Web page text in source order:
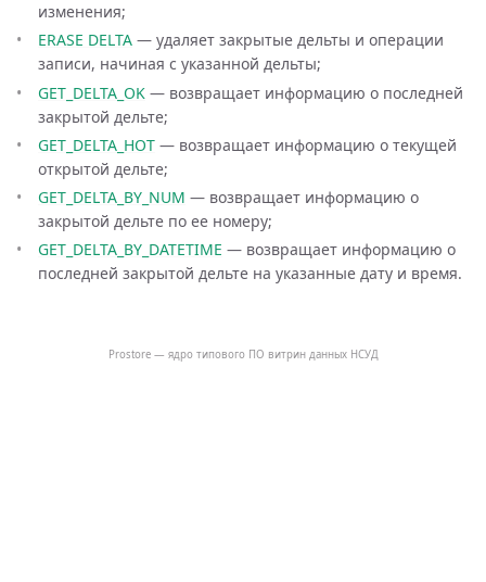
Prostore — ядро типового ПО витрин данных НСУД
изменения;
ERASE DELTA — удаляет закрытые дельты и операции
записи, начиная с указанной дельты;
GET_DELTA_OK — возвращает информацию о последней
закрытой дельте;
GET_DELTA_HOT — возвращает информацию о текущей
открытой дельте;
GET_DELTA_BY_NUM — возвращает информацию о
закрытой дельте по ее номеру;
GET_DELTA_BY_DATETIME — возвращает информацию о
последней закрытой дельте на указанные дату и время.